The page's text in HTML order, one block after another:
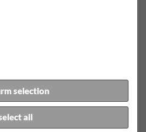
0.60
(útlevél, személyi
selection
all